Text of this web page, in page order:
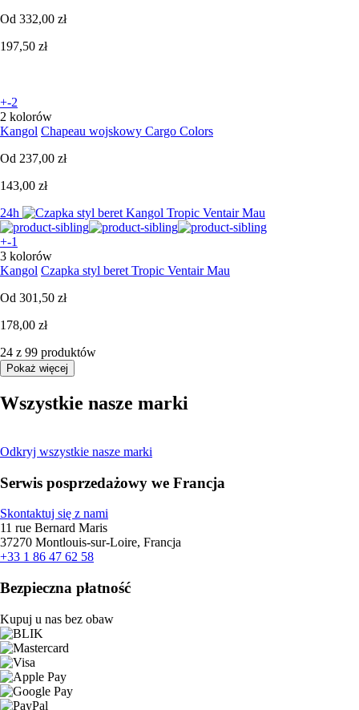
Od 332,00 zł
197,50 zł
+-2
2 kolorów
Kangol Chapeau wojskowy Cargo Colors
Od 237,00 zł
143,00 zł
24h
+-1
3 kolorów
Kangol Czapka styl beret Tropic Ventair Mau
Od 301,50 zł
178,00 zł
24 z 99 produktów
Pokaż więcej
Wszystkie nasze marki
Odkryj wszystkie nasze marki
Serwis posprzedażowy we Francja
Skontaktuj się z nami
11 rue Bernard Maris
37270 Montlouis-sur-Loire, Francja
+33 1 86 47 62 58
Bezpieczna płatność
Kupuj u nas bez obaw